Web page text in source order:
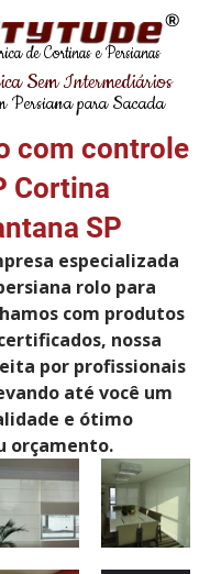
de Cortinas e Persianas
®
Sem Intermediários
Persiana para Sacada
com controle
Cortina
SP
especializada
rolo para
com produtos
nossa
por profissionais
até você um
e ótimo
orçamento.